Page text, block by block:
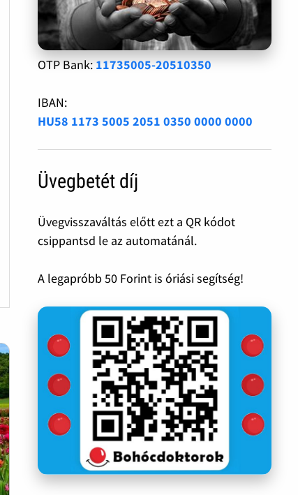
OTP Bank: 11735005-20510350
IBAN:
HU58 1173 5005 2051 0350 0000 0000
Üvegbetét díj
Üvegvisszaváltás előtt ezt a QR kódot
csippantsd le az automatánál.
A legapróbb 50 Forint is óriási segítség!